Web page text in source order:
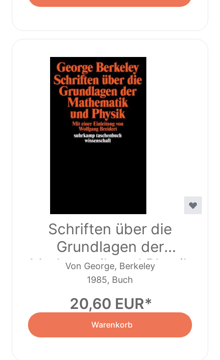
Schriften über die
Grundlagen der
Mathematik und Physik
Von George, Berkeley
1985, Buch
20,60 EUR
Warenkorb